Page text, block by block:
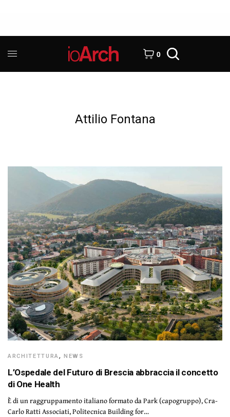
0
Attilio Fontana
ARCHITETTURA,NEWS
L’Ospedale del Futuro di Brescia abbraccia il concetto
di One Health
È di un raggruppamento italiano formato da Park (capogruppo), Cra-
Carlo Ratti Associati, Politecnica Building for…